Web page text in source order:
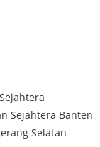
Sejahtera Banten
Selatan